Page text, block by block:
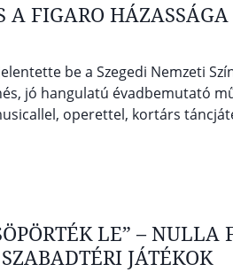
FIGARO
be a Szegedi Nemzeti
jó hangulatú évadbemutató
operettel, kortárs
LE” – NULLA
JÁTÉKOK